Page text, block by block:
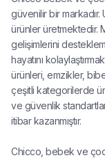
güvenilir bir
ürünler üretmektedir.
gelişimlerini
hayatını
ürünleri, emzikler,
çeşitli kategorilerde
ve güvenlik
itibar kazanmıştır.
Chicco, bebek ve